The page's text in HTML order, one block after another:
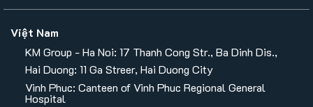
Việt Nam
KM Group - Ha Noi: 17 Thanh Cong Str., Ba Dinh Dis.,
Hai Duong: 11 Ga Streer, Hai Duong City
Vinh Phuc: Canteen of Vinh Phuc Regional General
Hospital